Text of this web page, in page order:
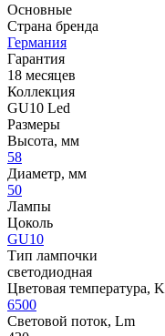
Основные
Страна бренда
Германия
Гарантия
18 месяцев
Коллекция
GU10 Led
Размеры
Высота, мм
58
Диаметр, мм
50
Лампы
Цоколь
GU10
Тип лампочки
светодиодная
Цветовая температура, K
6500
Световой поток, Lm